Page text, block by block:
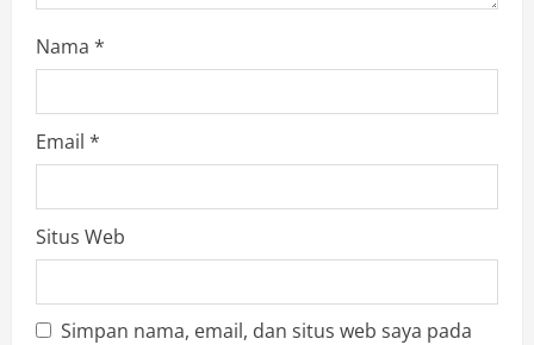
Nama *
Email *
Situs Web
Simpan nama, email, dan situs web saya pada